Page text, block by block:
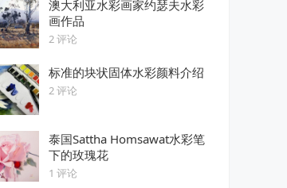
澳大利亚水彩画家约瑟夫水彩
画作品
2 评论
标准的块状固体水彩颜料介绍
2 评论
泰国Sattha Homsawat水彩笔
下的玫瑰花
1 评论